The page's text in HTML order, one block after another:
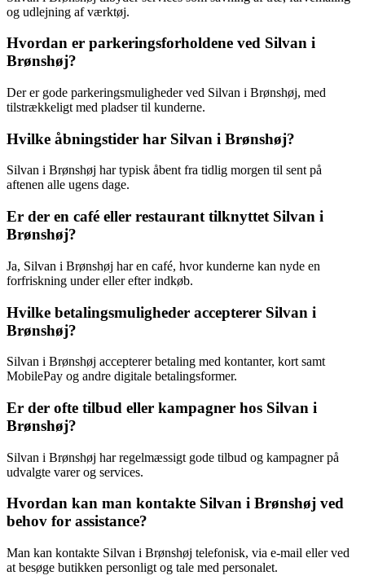
og udlejning af værktøj.
Hvordan er parkeringsforholdene ved Silvan i
Brønshøj?
Der er gode parkeringsmuligheder ved Silvan i Brønshøj, med
tilstrækkeligt med pladser til kunderne.
Hvilke åbningstider har Silvan i Brønshøj?
Silvan i Brønshøj har typisk åbent fra tidlig morgen til sent på
aftenen alle ugens dage.
Er der en café eller restaurant tilknyttet Silvan i
Brønshøj?
Ja, Silvan i Brønshøj har en café, hvor kunderne kan nyde en
forfriskning under eller efter indkøb.
Hvilke betalingsmuligheder accepterer Silvan i
Brønshøj?
Silvan i Brønshøj accepterer betaling med kontanter, kort samt
MobilePay og andre digitale betalingsformer.
Er der ofte tilbud eller kampagner hos Silvan i
Brønshøj?
Silvan i Brønshøj har regelmæssigt gode tilbud og kampagner på
udvalgte varer og services.
Hvordan kan man kontakte Silvan i Brønshøj ved
behov for assistance?
Man kan kontakte Silvan i Brønshøj telefonisk, via e-mail eller ved
at besøge butikken personligt og tale med personalet.